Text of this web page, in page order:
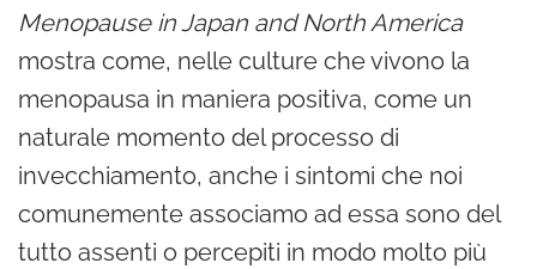
Menopause in Japan and North America
mostra come, nelle culture che vivono la
menopausa in maniera positiva, come un
naturale momento del processo di
invecchiamento, anche i sintomi che noi
comunemente associamo ad essa sono del
tutto assenti o percepiti in modo molto più